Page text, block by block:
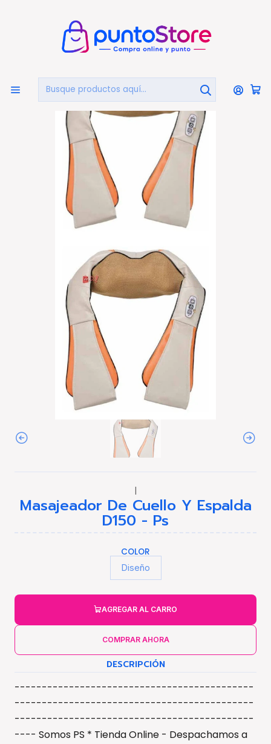
Masajeador De Cuello Y Espalda D150 - Ps
|
Masajeador De Cuello Y Espalda
D150 - Ps
COLOR
Diseño
AGREGAR AL CARRO
COMPRAR AHORA
DESCRIPCIÓN
--------------------------------------------
--------------------------------------------
--------------------------------------------
---- Somos PS * Tienda Online - Despachamos a